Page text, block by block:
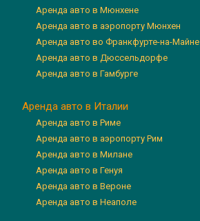
Аренда авто в Мюнхене
Аренда авто в аэропорту Мюнхен
Аренда авто во Франкфурте-на-Майне
Аренда авто в Дюссельдорфе
Аренда авто в Гамбурге
Аренда авто в Италии
Аренда авто в Риме
Аренда авто в аэропорту Рим
Аренда авто в Милане
Аренда авто в Генуя
Аренда авто в Вероне
Аренда авто в Неаполе